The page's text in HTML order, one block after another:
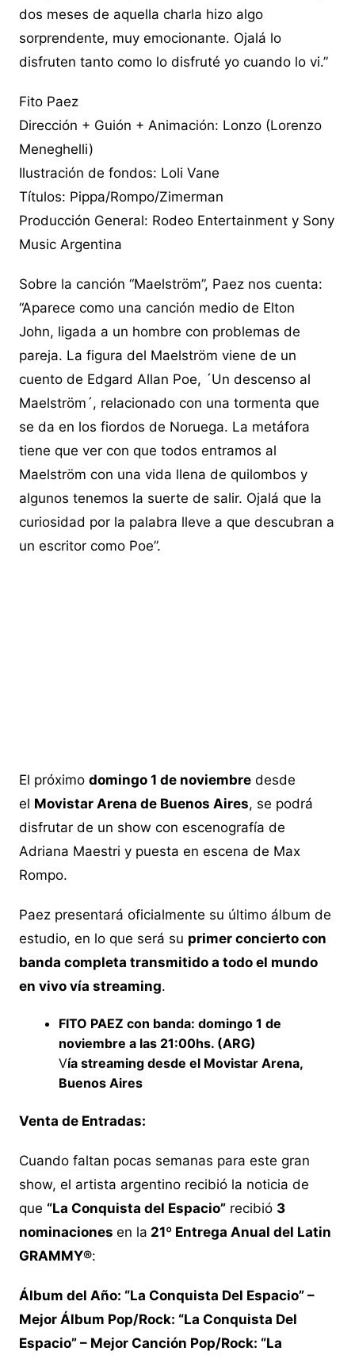
dos meses de aquella charla hizo algo
sorprendente, muy emocionante. Ojalá lo
disfruten tanto como lo disfruté yo cuando lo vi.”
Fito Paez
Dirección + Guión + Animación: Lonzo (Lorenzo
Meneghelli)
Ilustración de fondos: Loli Vane
Títulos: Pippa/Rompo/Zimerman
Producción General: Rodeo Entertainment y Sony
Music Argentina
Sobre la canción “Maelström”, Paez nos cuenta:
“Aparece como una canción medio de Elton
John, ligada a un hombre con problemas de
pareja. La figura del Maelström viene de un
cuento de Edgard Allan Poe, ´Un descenso al
Maelström´, relacionado con una tormenta que
se da en los fiordos de Noruega. La metáfora
tiene que ver con que todos entramos al
Maelström con una vida llena de quilombos y
algunos tenemos la suerte de salir. Ojalá que la
curiosidad por la palabra lleve a que descubran a
un escritor como Poe”.
El próximo domingo 1 de noviembredesde
el Movistar Arena de Buenos Aires, se podrá
disfrutar de un show con escenografía de
Adriana Maestri y puesta en escena de Max
Rompo.
Paez presentará oficialmente su último álbum de
estudio, en lo que será su primer concierto con
banda completa transmitido a todo el mundo
en vivo vía streaming.
FITO PAEZ con banda: domingo 1 de
noviembre a las 21:00hs. (ARG)
Vía streaming desde el Movistar Arena,
Buenos Aires
Venta de Entradas:
Cuando faltan pocas semanas para este gran
show, el artista argentino recibió la noticia de
que “La Conquista del Espacio”recibió 3
nominaciones en la 21º Entrega Anual del Latin
GRAMMY®:
Álbum del Año: “La Conquista Del Espacio” –
Mejor Álbum Pop/Rock: “La Conquista Del
Espacio” – Mejor Canción Pop/Rock: “La